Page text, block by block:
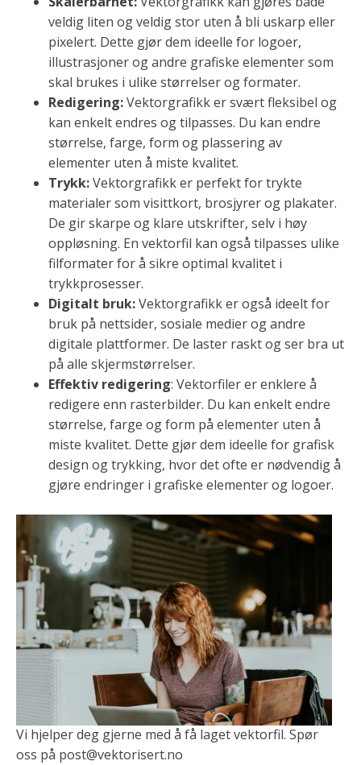
veldig liten og veldig stor uten å bli uskarp eller
pixelert. Dette gjør dem ideelle for logoer,
illustrasjoner og andre grafiske elementer som
skal brukes i ulike størrelser og formater.
Redigering:Vektorgrafikk er svært fleksibel og
kan enkelt endres og tilpasses. Du kan endre
størrelse, farge, form og plassering av
elementer uten å miste kvalitet.
Trykk:Vektorgrafikk er perfekt for trykte
materialer som visittkort, brosjyrer og plakater.
De gir skarpe og klare utskrifter, selv i høy
oppløsning. En vektorfil kan også tilpasses ulike
filformater for å sikre optimal kvalitet i
trykkprosesser.
Digitalt bruk:Vektorgrafikk er også ideelt for
bruk på nettsider, sosiale medier og andre
digitale plattformer. De laster raskt og ser bra ut
på alle skjermstørrelser.
Effektiv redigering: Vektorfiler er enklere å
redigere enn rasterbilder. Du kan enkelt endre
størrelse, farge og form på elementer uten å
miste kvalitet. Dette gjør dem ideelle for grafisk
design og trykking, hvor det ofte er nødvendig å
gjøre endringer i grafiske elementer og logoer.
Vi hjelper deg gjerne med å få laget vektorfil. Spør
oss på post@vektorisert.no